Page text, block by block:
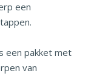
een
een pakket met
van